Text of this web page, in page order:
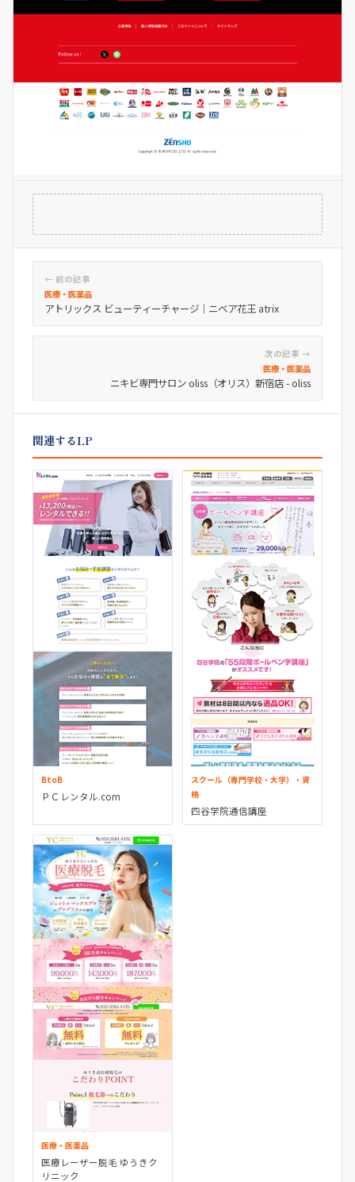
← 前の記事
医療・医薬品
アトリックス ビューティーチャージ｜ニベア花王 atrix
次の記事 →
医療・医薬品
ニキビ専門サロン oliss（オリス）新宿店 - oliss
関連するLP
BtoB
ＰＣレンタル.com
スクール（専門学校・大学）・資
格
四谷学院通信講座
医療・医薬品
医療レーザー脱毛 ゆうきク
リニック